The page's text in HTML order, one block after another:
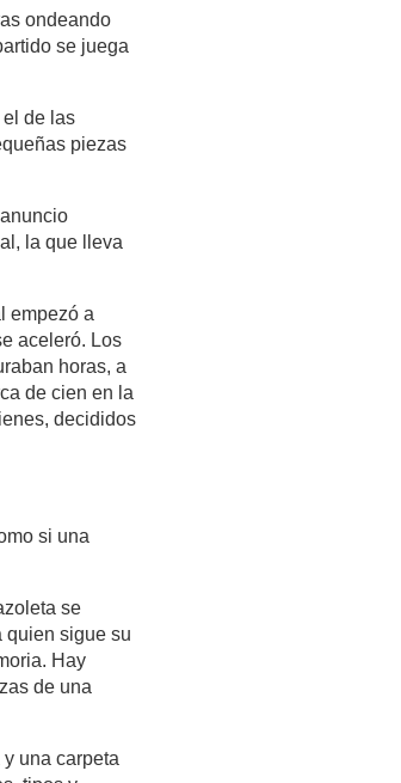
ondeando
se juega
de las
piezas
la que lleva
empezó a
aceleró. Los
horas, a
de cien en la
decididos
si una
se
quien sigue su
Hay
de una
una carpeta